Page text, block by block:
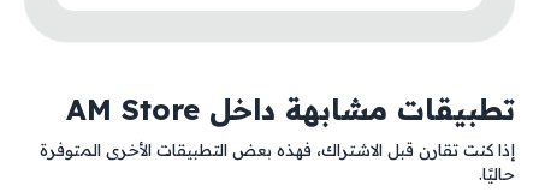
تطبيقات مشابهة داخل AM Store
إذا كنت تقارن قبل الاشتراك، فهذه بعض التطبيقات الأخرى المتوفرة
حاليًا.